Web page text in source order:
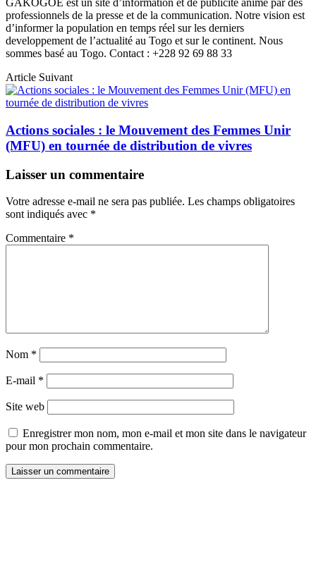
GAKOGOE est un site d’information et de publicité animé par des
professionnels de la presse et de la communication. Notre vision est
d’informer la population en temps réel sur les derniers
developpement de l’actualité au Togo et sur le continent. Nous
sommes basé au Togo. Contact : +228 92 69 88 33
Article Suivant
Actions sociales : le Mouvement des Femmes Unir
(MFU) en tournée de distribution de vivres
Laisser un commentaire
Votre adresse e-mail ne sera pas publiée. Les champs obligatoires
sont indiqués avec *
Commentaire *
Nom *
E-mail *
Site web
Enregistrer mon nom, mon e-mail et mon site dans le navigateur
pour mon prochain commentaire.